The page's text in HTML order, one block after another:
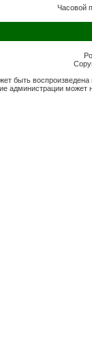
Часовой
быть
администрации может